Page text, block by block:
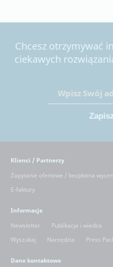
Chcesz otrzymywać
ciekawych
Klienci / Partnerzy
Zapytanie ofertowe / bezpłatna
E-faktury
Informacje
Newsletter
Publikacje i wiedza
Wyszukaj
Narzędzia Press
Dane kontaktowe